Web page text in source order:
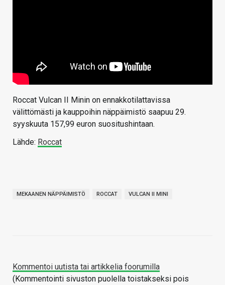
Roccat Vulcan II Minin on ennakkotilattavissa
välittömästi ja kauppoihin näppäimistö saapuu 29.
syyskuuta 157,99 euron suositushintaan.
Lähde: Roccat
MEKAANEN NÄPPÄIMISTÖ ROCCAT VULCAN II MINI
Kommentoi uutista tai artikkelia foorumilla
(Kommentointi sivuston puolella toistakseksi pois